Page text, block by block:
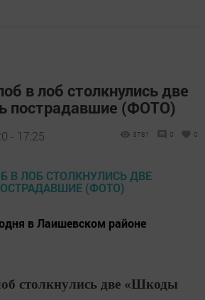
в лоб столкнулись две
пострадавшие (ФОТО)
- 17:25 3781 0 0
в Лаишевском районе
столкнулись две «Шкоды